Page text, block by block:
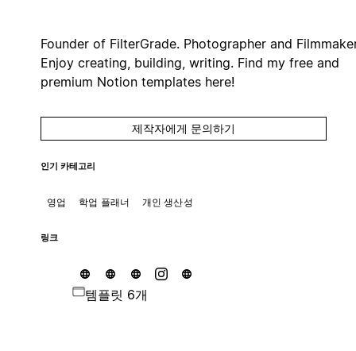
Founder of FilterGrade. Photographer and
Enjoy creating, building, writing. Find my free and
premium Notion templates here!
제작자에게 문의하기
인기 카테고리
영업 학업 플래너 개인 생산성
링크
템플릿 6개